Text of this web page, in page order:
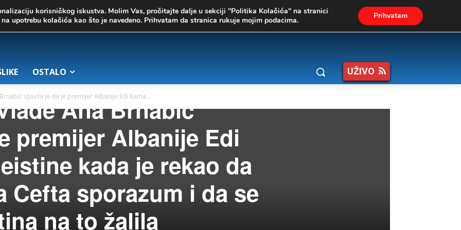
OSTALO UŽIVO
izjavila je da je premijer Albanije Edi Rama...
Ana Brnabić
premijer Albanije Edi
kada je rekao da
Cefta sporazum i da se
na to žalila
korisničkog iskustva. Molim Vas, pročitajte dalje u sekciji "Politika Kolačića" na stranici
upotrebu kolačića kao što je navedeno. Prihvatam da stranica rukuje mojim podacima. Prihvatam